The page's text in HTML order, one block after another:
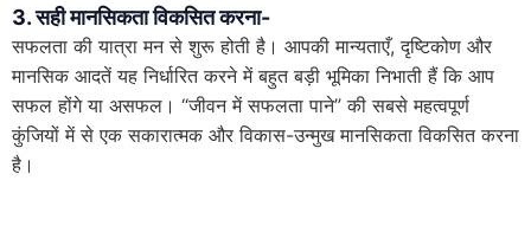
3. सही मानसिकता विकसित करना-
सफलता की यात्रा मन से शुरू होती है। आपकी मान्यताएँ, दृष्टिकोण और
मानसिक आदतें यह निर्धारित करने में बहुत बड़ी भूमिका निभाती हैं कि आप
सफल होंगे या असफल। “जीवन में सफलता पाने” की सबसे महत्वपूर्ण
कुंजियों में से एक सकारात्मक और विकास-उन्मुख मानसिकता विकसित करना
है।